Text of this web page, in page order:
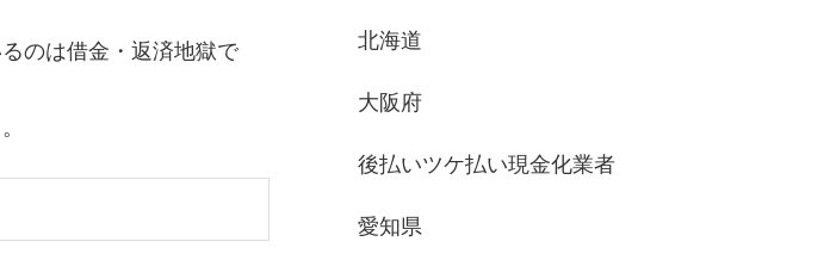
のは借金・返済地獄で
北海道
大阪府
後払いツケ払い現金化業者
愛知県